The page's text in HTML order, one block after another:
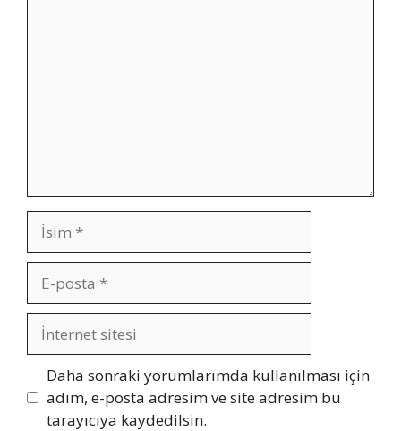
İsim
posta
İnternet
sitesi
Daha sonraki yorumlarımda kullanılması için
adım, e-posta adresim ve site adresim bu
tarayıcıya kaydedilsin.